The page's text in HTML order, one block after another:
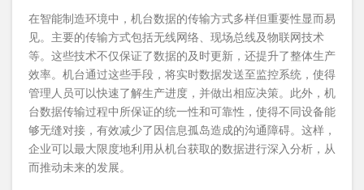
在智能制造环境中，机台数据的传输方式多样但重要性显而易
见。主要的传输方式包括无线网络、现场总线及物联网技术
等。这些技术不仅保证了数据的及时更新，还提升了整体生产
效率。机台通过这些手段，将实时数据发送至监控系统，使得
管理人员可以快速了解生产进度，并做出相应决策。此外，机
台数据传输过程中所保证的统一性和可靠性，使得不同设备能
够无缝对接，有效减少了因信息孤岛造成的沟通障碍。这样，
企业可以最大限度地利用从机台获取的数据进行深入分析，从
而推动未来的发展。